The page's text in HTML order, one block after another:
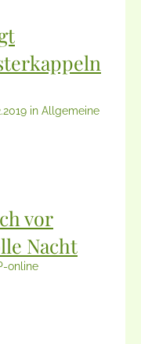
in Allgemeine
vor
Nacht
online